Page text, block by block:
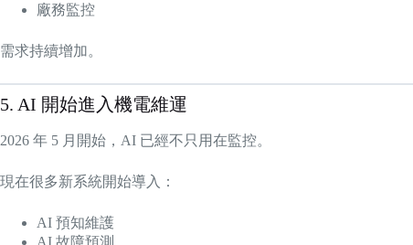
廠務監控
需求持續增加。
5. AI 開始進入機電維運
2026 年 5 月開始，AI 已經不只用在監控。
現在很多新系統開始導入：
AI 預知維護
AI 故障預測